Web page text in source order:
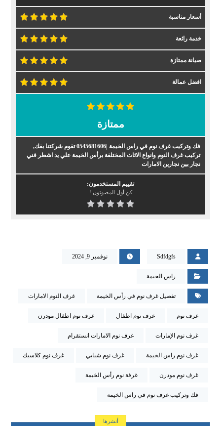
أسعار مناسبة
خدمة رائعة
صيانة ممتازة
افضل عمالة
ممتازة
فك وتركيب غرف نوم في راس الخيمة |0545681606 تقوم شركتنا بفك,
تركيب غرف النوم وانواع الاثاث المختلفة برأس الخيمة علي يد اشطر فني
نجار بين نجارين الامارات
تقييم المستخدمون:
كن أول المصوتون !
Sdfdgfs نوفمبر 9, 2024
راس الخيمة
تفصيل غرف نوم في رأس الخيمة غرف النوم الامارات
غرف نوم غرف نوم اطفال غرف نوم اطفال مودرن
غرف نوم الإمارات غرف نوم الامارات انستقرام
غرف نوم راس الخيمة غرف نوم شبابي غرف نوم كلاسيك
غرف نوم مودرن غرفة نوم رأس الخيمة
فك وتركيب غرف نوم في راس الخيمة